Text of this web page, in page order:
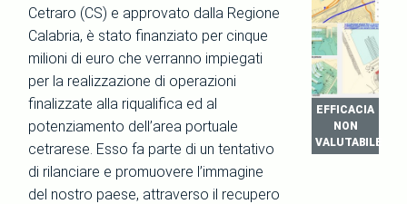
Cetraro (CS) e approvato dalla Regione
Calabria, è stato finanziato per cinque
milioni di euro che verranno impiegati
per la realizzazione di operazioni
finalizzate alla riqualifica ed al
potenziamento dell’area portuale
cetrarese. Esso fa parte di un tentativo
di rilanciare e promuovere l’immagine
del nostro paese, attraverso il recupero
EFFICACIA
NON
VALUTABILE